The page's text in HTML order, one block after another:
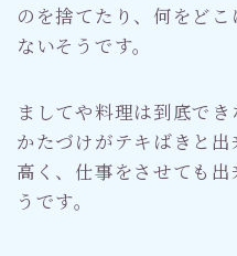
のを捨てたり、何をど
ないそうです。
ましてや料理は到底で
かたづけがテキばきと
高く、仕事をさせても
うです。